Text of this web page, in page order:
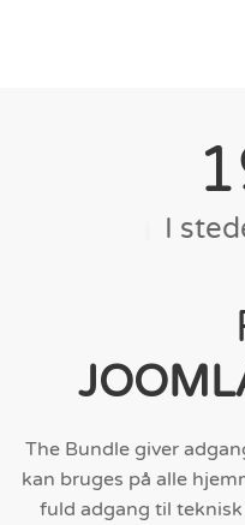
I
The Bundle giver
kan bruges på alle
fuld adgang til